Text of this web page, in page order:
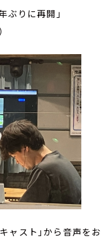
ぶりに再開」
ャスト」から音声をお